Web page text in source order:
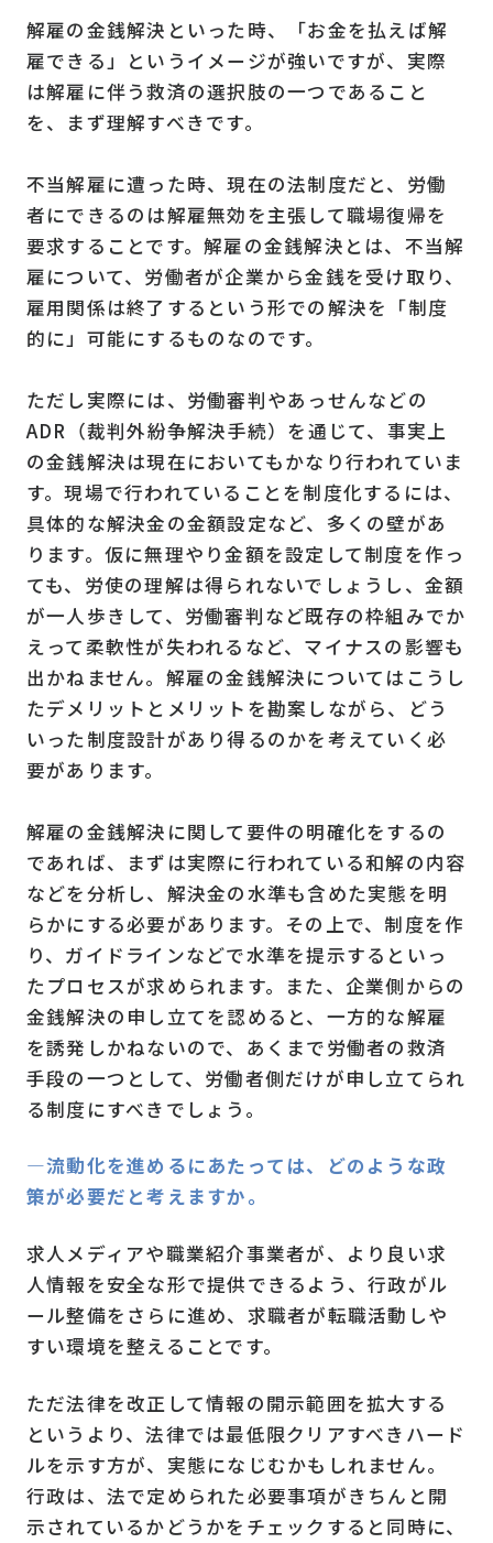
解雇の金銭解決といった時、「お金を払えば解
雇できる」というイメージが強いですが、実際
は解雇に伴う救済の選択肢の一つであること
を、まず理解すべきです。
不当解雇に遭った時、現在の法制度だと、労働
者にできるのは解雇無効を主張して職場復帰を
要求することです。解雇の金銭解決とは、不当解
雇について、労働者が企業から金銭を受け取り、
雇用関係は終了するという形での解決を「制度
的に」可能にするものなのです。
ただし実際には、労働審判やあっせんなどの
ADR（裁判外紛争解決手続）を通じて、事実上
の金銭解決は現在においてもかなり行われていま
す。現場で行われていることを制度化するには、
具体的な解決金の金額設定など、多くの壁があ
ります。仮に無理やり金額を設定して制度を作っ
ても、労使の理解は得られないでしょうし、金額
が一人歩きして、労働審判など既存の枠組みでか
えって柔軟性が失われるなど、マイナスの影響も
出かねません。解雇の金銭解決についてはこうし
たデメリットとメリットを勘案しながら、どう
いった制度設計があり得るのかを考えていく必
要があります。
解雇の金銭解決に関して要件の明確化をするの
であれば、まずは実際に行われている和解の内容
などを分析し、解決金の水準も含めた実態を明
らかにする必要があります。その上で、制度を作
り、ガイドラインなどで水準を提示するといっ
たプロセスが求められます。また、企業側からの
金銭解決の申し立てを認めると、一方的な解雇
を誘発しかねないので、あくまで労働者の救済
手段の一つとして、労働者側だけが申し立てられ
る制度にすべきでしょう。
―流動化を進めるにあたっては、どのような政
策が必要だと考えますか。
求人メディアや職業紹介事業者が、より良い求
人情報を安全な形で提供できるよう、行政がル
ール整備をさらに進め、求職者が転職活動しや
すい環境を整えることです。
ただ法律を改正して情報の開示範囲を拡大する
というより、法律では最低限クリアすべきハード
ルを示す方が、実態になじむかもしれません。
行政は、法で定められた必要事項がきちんと開
示されているかどうかをチェックすると同時に、